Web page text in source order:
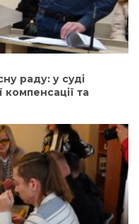
раду: у суді
та